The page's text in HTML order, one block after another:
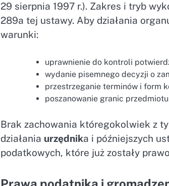
29 sierpnia 1997 r.). Zakres i tryb
289a tej ustawy. Aby działania
warunki:
uprawnienie do kontroli
wydanie pisemnego decyzji o
przestrzeganie terminów i form
poszanowanie granic
Brak zachowania któregokolwiek z
działania urzędnika i późniejszych
podatkowych, które już zostały